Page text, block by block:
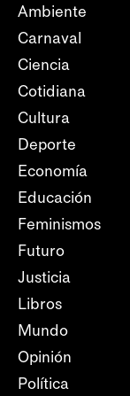
Ambiente
Carnaval
Ciencia
Cotidiana
Cultura
Deporte
Economía
Educación
Feminismos
Futuro
Justicia
Libros
Mundo
Opinión
Política